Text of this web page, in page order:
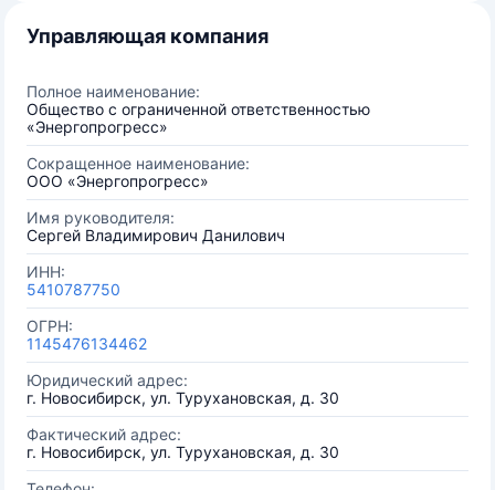
Управляющая компания
Полное наименование:
Общество с ограниченной ответственностью
«Энергопрогресс»
Сокращенное наименование:
ООО «Энергопрогресс»
Имя руководителя:
Сергей Владимирович Данилович
ИНН:
5410787750
ОГРН:
1145476134462
Юридический адрес:
г. Новосибирск, ул. Турухановская, д. 30
Фактический адрес:
г. Новосибирск, ул. Турухановская, д. 30